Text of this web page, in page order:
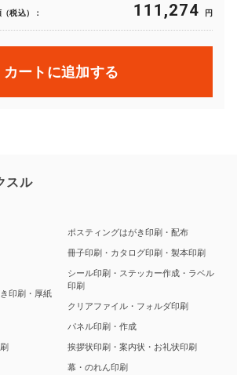
税込）： 111,274 円
カートに追加する
スル
印刷・厚紙
ポスティングはがき印刷・配布
冊子印刷・カタログ印刷・製本印刷
シール印刷・ステッカー作成・ラベル
印刷
クリアファイル・フォルダ印刷
パネル印刷・作成
挨拶状印刷・案内状・お礼状印刷
幕・のれん印刷